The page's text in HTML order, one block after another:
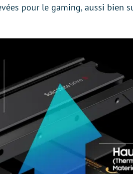
pour le gaming, aussi bien